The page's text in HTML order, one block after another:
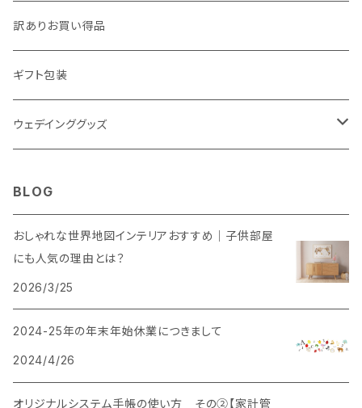
訳ありお買い得品
ギフト包装
ウェデインググッズ
BLOG
おしゃれな世界地図インテリアおすすめ｜子供部屋
にも人気の理由とは？
2026/3/25
2024-25年の年末年始休業につきまして
2024/4/26
オリジナルシステム手帳の使い方 その②【家計管